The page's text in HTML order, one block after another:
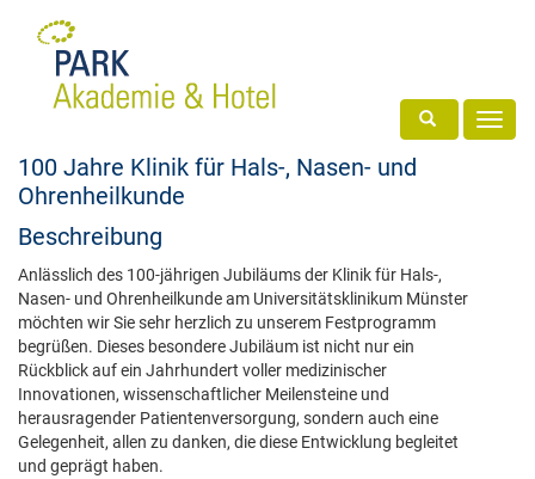
Toggle search
100 Jahre Klinik für Hals-, Nasen- und
Ohrenheilkunde
Beschreibung
Anlässlich des 100-jährigen Jubiläums der Klinik für Hals-,
Nasen- und Ohrenheilkunde am Universitätsklinikum Münster
möchten wir Sie sehr herzlich zu unserem Festprogramm
begrüßen. Dieses besondere Jubiläum ist nicht nur ein
Rückblick auf ein Jahrhundert voller medizinischer
Innovationen, wissenschaftlicher Meilensteine und
herausragender Patientenversorgung, sondern auch eine
Gelegenheit, allen zu danken, die diese Entwicklung begleitet
und geprägt haben.